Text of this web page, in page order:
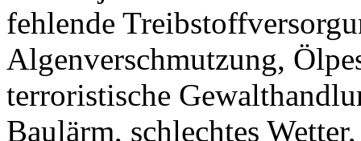
fehlende
Algenverschmutzung,
terroristische
Baulärm, schlechtes